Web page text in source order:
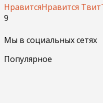
НравитсяНравится Твит
9
Мы в социальных сетях
Популярное